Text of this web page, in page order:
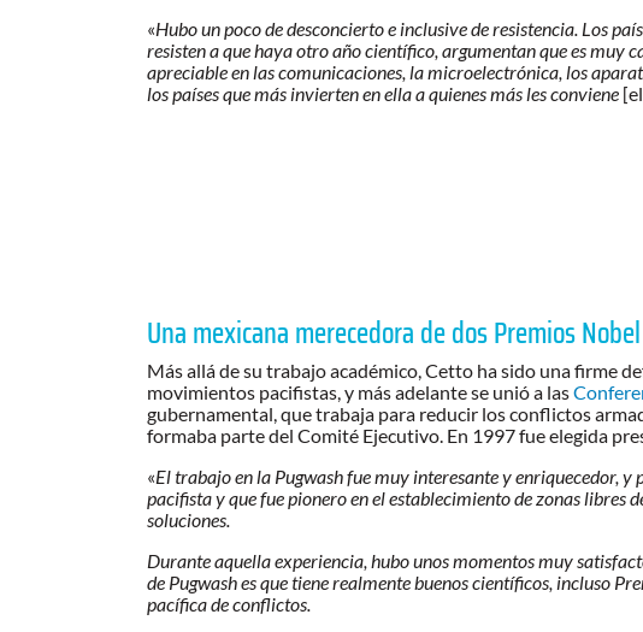
«Hubo un poco de desconcierto e inclusive de resistencia. Los
resisten a que haya otro año científico, argumentan que es muy
apreciable en las comunicaciones, la microelectrónica, los
los países que más invierten en ella a quienes más les conviene
Una mexicana merecedora de dos Premios
Más allá de su trabajo académico, Cetto ha sido una firme
movimientos pacifistas, y más adelante se unió a las
gubernamental, que trabaja para reducir los conflictos
formaba parte del Comité Ejecutivo. En 1997 fue elegida
«El trabajo en la Pugwash fue muy interesante y enriquecedor,
pacifista y que fue pionero en el establecimiento de zonas libres
soluciones.
Durante aquella experiencia, hubo unos momentos muy
de Pugwash es que tiene realmente buenos científicos, incluso
pacífica de conflictos.